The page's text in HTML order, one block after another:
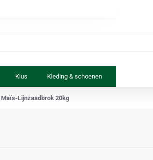
Klus Kleding & schoenen
Lijnzaadbrok 20kg